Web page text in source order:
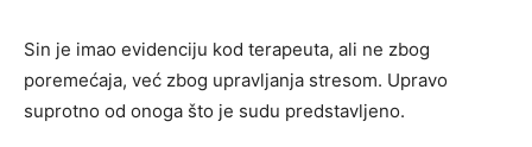
Sin je imao evidenciju kod terapeuta, ali ne zbog
poremećaja, već zbog upravljanja stresom. Upravo
suprotno od onoga što je sudu predstavljeno.